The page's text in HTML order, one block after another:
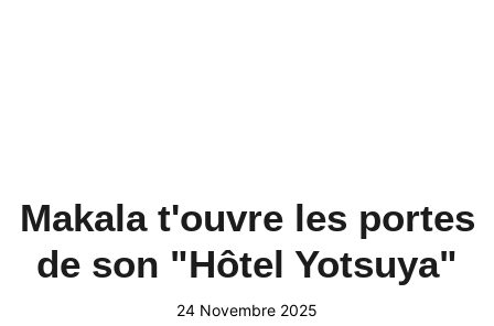
Makala t'ouvre les portes
de son "Hôtel Yotsuya"
24 Novembre 2025